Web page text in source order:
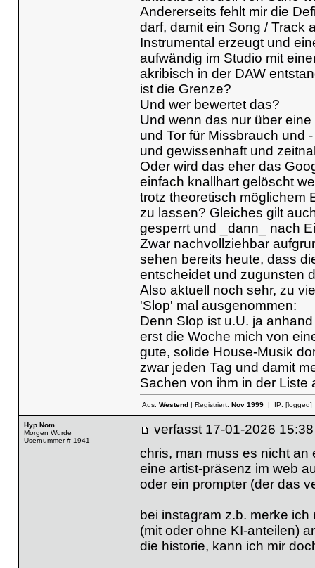
Andererseits fehlt mir die
darf, damit ein Song / Track
Instrumental erzeugt und
aufwändig im Studio mit
akribisch in der DAW
ist die Grenze?
Und wer bewertet das?
Und wenn das nur über
und Tor für Missbrauch und
und gewissenhaft und
Oder wird das eher das
einfach knallhart gelöscht
trotz theoretisch möglichem
zu lassen? Gleiches gilt
gesperrt und _dann_ nach
Zwar nachvollziehbar
sehen bereits heute, dass
entscheidet und zugunsten
Also aktuell noch sehr, zu
'Slop' mal ausgenommen:
Denn Slop ist u.U. ja
erst die Woche mich von
gute, solide House-Musik
zwar jeden Tag und damit
Sachen von ihm in der Liste
Aus: Westend| Registriert: Nov 1999| IP: [logged]
Hyp Nom
Morgen Wurde
Usernummer # 1941
verfasst 17-01-2026
chris, man muss es nicht an
eine artist-präsenz im web
oder ein prompter (der das
bei instagram z.b. merke
(mit oder ohne KI-anteilen)
die historie, kann ich mir